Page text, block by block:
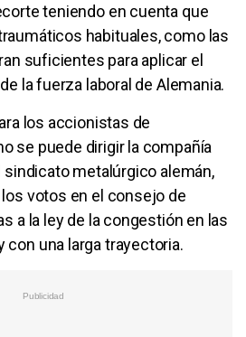
teniendo en cuenta que
habituales, como las
suficientes para aplicar el
la fuerza laboral de Alemania.
los accionistas de
se puede dirigir la compañía
metalúrgico alemán,
votos en el consejo de
a la ley de la congestión en las
con una larga trayectoria.